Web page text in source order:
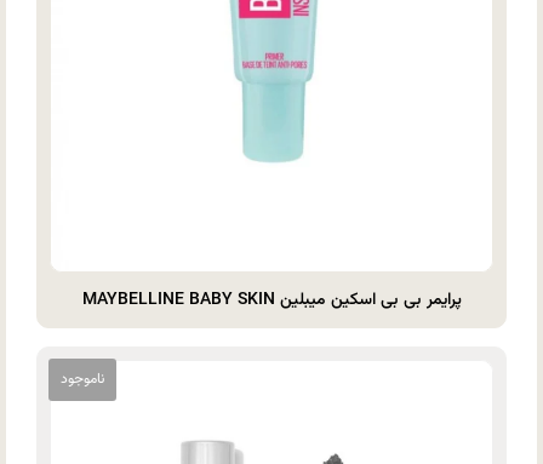
پرایمر بی بی اسکین میبلین MAYBELLINE BABY SKIN